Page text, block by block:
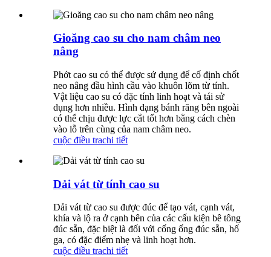
Gioăng cao su cho nam châm neo
nâng
Phớt cao su có thể được sử dụng để cố định chốt
neo nâng đầu hình cầu vào khuôn lõm từ tính.
Vật liệu cao su có đặc tính linh hoạt và tái sử
dụng hơn nhiều. Hình dạng bánh răng bên ngoài
có thể chịu được lực cắt tốt hơn bằng cách chèn
vào lỗ trên cùng của nam châm neo.
cuộc điều trachi tiết
Dải vát từ tính cao su
Dải vát từ cao su được đúc để tạo vát, cạnh vát,
khía và lộ ra ở cạnh bên của các cấu kiện bê tông
đúc sẵn, đặc biệt là đối với cống ống đúc sẵn, hố
ga, có đặc điểm nhẹ và linh hoạt hơn.
cuộc điều trachi tiết